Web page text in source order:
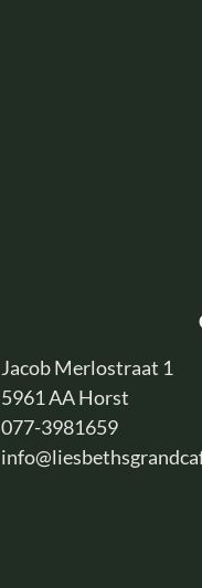
Jacob Merlostraat 1
5961 AA Horst
077-3981659